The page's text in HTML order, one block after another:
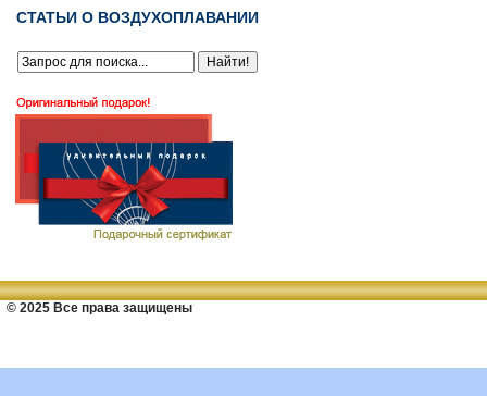
СТАТЬИ О ВОЗДУХОПЛАВАНИИ
© 2025 Все права защищены